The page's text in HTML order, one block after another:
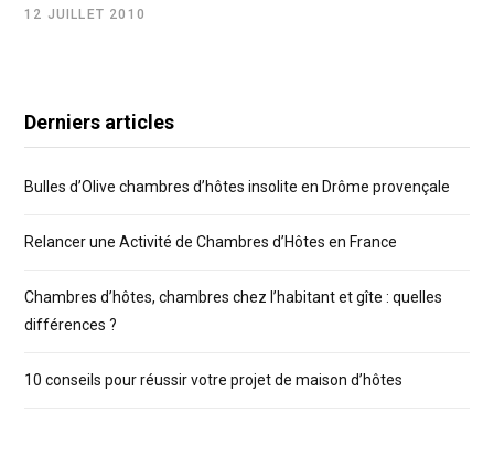
12 JUILLET 2010
Derniers articles
Bulles d’Olive chambres d’hôtes insolite en Drôme provençale
Relancer une Activité de Chambres d’Hôtes en France
Chambres d’hôtes, chambres chez l’habitant et gîte : quelles
différences ?
10 conseils pour réussir votre projet de maison d’hôtes